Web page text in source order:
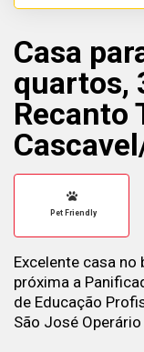
Casa
quartos,
Recanto
Pet Friendly
Excelente casa no
próxima a
de Educação
São José